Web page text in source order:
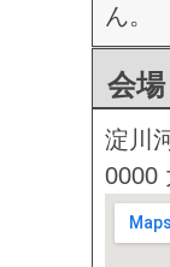
ん。
会場
淀川
0000